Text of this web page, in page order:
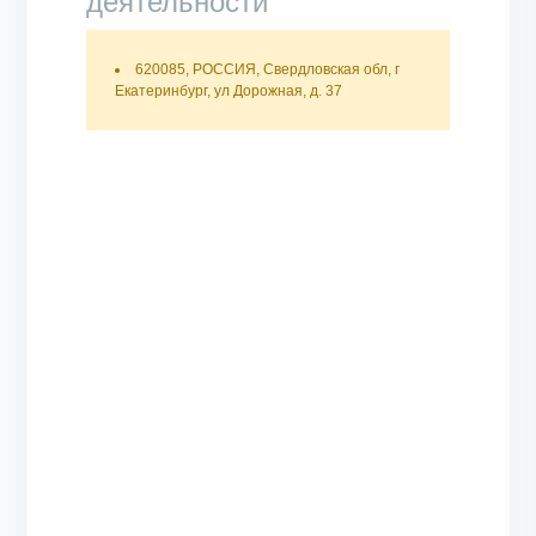
620085, РОССИЯ, Свердловская обл, г
Екатеринбург, ул Дорожная, д. 37